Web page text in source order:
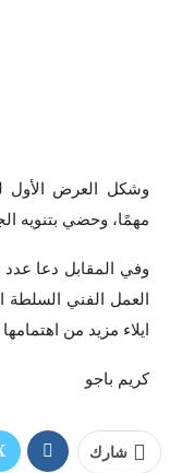
وشكل العرض الأول
مهمًا، وحضي بتنويه
وفي المقابل دعا عدد
العمل الفني السلطة
ايلاء مزيد من
كريم باجو
شارك